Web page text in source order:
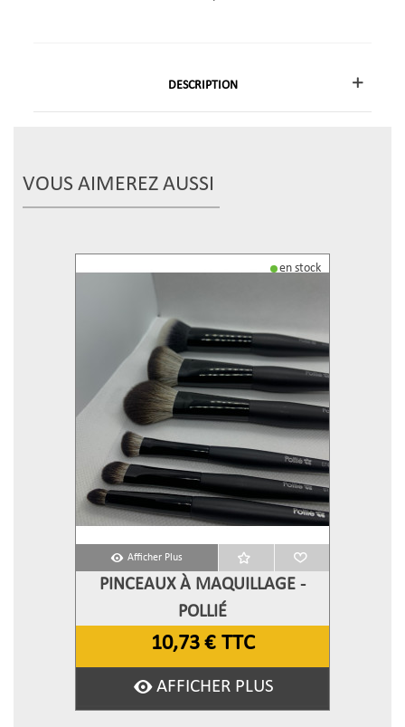
DESCRIPTION
VOUS AIMEREZ AUSSI
en stock
Afficher Plus
PINCEAUX À MAQUILLAGE -
POLLIÉ
10,73 € TTC
AFFICHER PLUS